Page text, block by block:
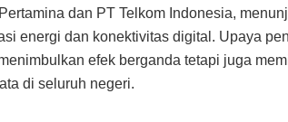
dan PT Telkom Indonesia,
energi dan konektivitas digital. Upaya
efek berganda tetapi juga
di seluruh negeri.